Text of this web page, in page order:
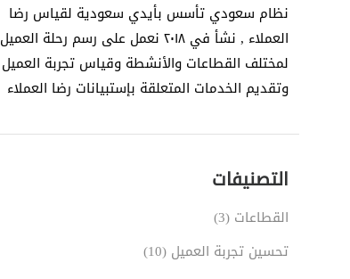
نظام سعودي تأسس بأيدي سعودية لقياس رضا
العملاء , نشأ في ٢٠١٨ نعمل على رسم رحلة العميل
لمختلف القطاعات والأنشطة وقياس تجربة العميل
وتقديم الخدمات المتعلقة بإستبيانات رضا العملاء
التصنيفات
القطاعات (3)
تحسين تجربة العميل (10)